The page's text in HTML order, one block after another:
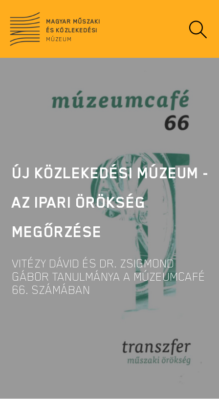
tartalomra
data
MAGYAR MŰSZAKI
ÉS KÖZLEKEDÉSI
MÚZEUM
ÚJ KÖZLEKEDÉSI MÚZEUM -
AZ IPARI ÖRÖKSÉG
MEGŐRZÉSE
VITÉZY DÁVID ÉS DR. ZSIGMOND
GÁBOR TANULMÁNYA A MÚZEUMCAFÉ
66. SZÁMÁBAN